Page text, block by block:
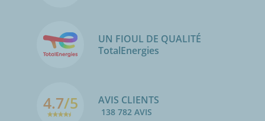
UN FIOUL DE QUALITÉ
TotalEnergies
4.7/5 AVIS CLIENTS
138 782 AVIS